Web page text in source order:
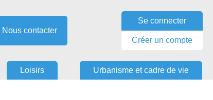
Nous contacter
Se connecter
Créer un compte
Loisirs Urbanisme et cadre de vie